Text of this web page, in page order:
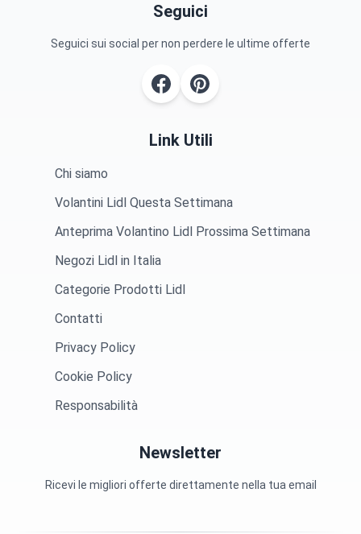
Seguici
Seguici sui social per non perdere le ultime offerte
Link Utili
Chi siamo
Volantini Lidl Questa Settimana
Anteprima Volantino Lidl Prossima Settimana
Negozi Lidl in Italia
Categorie Prodotti Lidl
Contatti
Privacy Policy
Cookie Policy
Responsabilità
Newsletter
Ricevi le migliori offerte direttamente nella tua email